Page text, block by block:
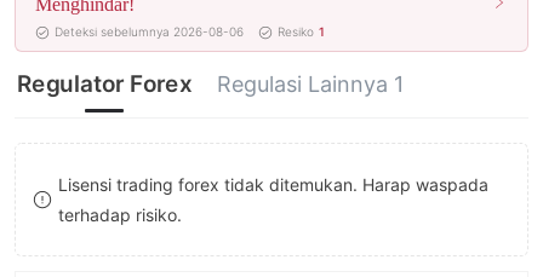
7
8
9
5
6
7
8
9
Menghindar!
Deteksi sebelumnya 2026-08-06 Resiko 1
Regulator Forex Regulasi Lainnya 1
Lisensi trading forex tidak ditemukan. Harap waspada
terhadap risiko.